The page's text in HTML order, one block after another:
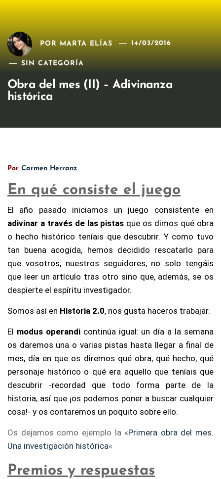
POR MARTA ELÍAS 14/03/2016
SIN CATEGORÍA
Obra del mes (II) – Adivinanza
histórica
Por Carmen Herranz
En qué consiste el juego
El año pasado iniciamos un juego consistente en
adivinar a través de las pistas que os dimos qué obra
o hecho histórico teníais que descubrir. Y como tuvo
tan buena acogida, hemos decidido rescatarlo para
que vosotros, nuestros seguidores, no solo tengáis
que leer un artículo tras otro sino que, además, se os
despierte el espíritu investigador.
Somos así en Historia 2.0, nos gusta haceros trabajar.
El modus operandicontinúa igual: un día a la semana
os daremos una o varias pistas hasta llegar a final de
mes, día en que os diremos qué obra, qué hecho, qué
personaje histórico o qué era aquello que teníais que
descubrir -recordad que todo forma parte de la
historia, así que ¡os podemos poner a buscar cualquier
cosa!- y os contaremos un poquito sobre ello.
Os dejamos como ejemplo la «Primera obra del mes.
Una investigación histórica«
Premios y respuestas